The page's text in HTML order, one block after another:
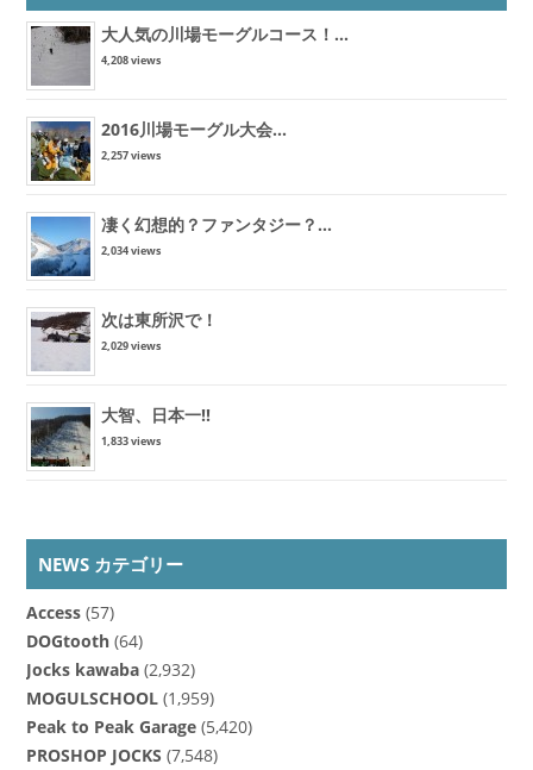
大人気の川場モーグルコース！...
4,208 views
2016川場モーグル大会...
2,257 views
凄く幻想的？ファンタジー？...
2,034 views
次は東所沢で！
2,029 views
大智、日本一!!
1,833 views
NEWS カテゴリー
Access(57)
DOGtooth(64)
Jocks kawaba(2,932)
MOGULSCHOOL(1,959)
Peak to Peak Garage(5,420)
PROSHOP JOCKS (7,548)